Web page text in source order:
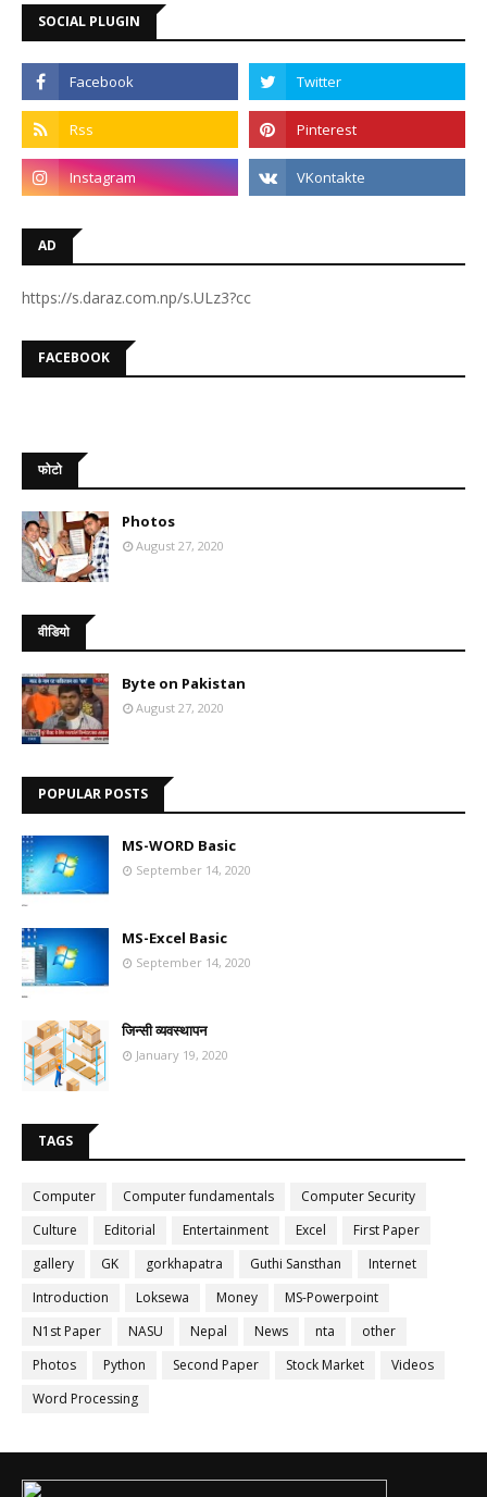
SOCIAL PLUGIN
AD
https://s.daraz.com.np/s.ULz3?cc
FACEBOOK
फोटो
Photos
August 27, 2020
वीडियो
Byte on Pakistan
August 27, 2020
POPULAR POSTS
MS-WORD Basic
September 14, 2020
MS-Excel Basic
September 14, 2020
जिन्सी व्यवस्थापन
January 19, 2020
TAGS
Computer Computer fundamentals
Computer Security
Culture
Editorial Entertainment Excel
First Paper
gallery
GK gorkhapatra Guthi Sansthan
Internet
Introduction
Loksewa Money
MS-Powerpoint
N1st Paper
NASU Nepal News nta
other
Photos
Python Second Paper Stock Market
Videos
Word Processing